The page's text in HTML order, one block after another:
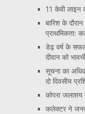
11 केवी लाइन
बारिश के
प्राथमिकता:
डेढ़ वर्ष के
दीवान को
सूचना का
दो दिवसीय
कोपरा
कलेक्टर ने